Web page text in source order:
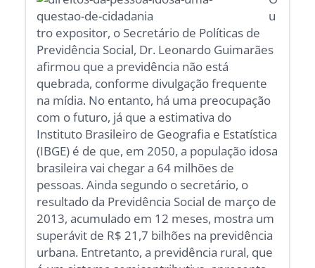
u
tro expositor, o Secretário de Políticas de
Previdência Social, Dr. Leonardo Guimarães
afirmou que a previdência não está
quebrada, conforme divulgação frequente
na mídia. No entanto, há uma preocupação
com o futuro, já que a estimativa do
Instituto Brasileiro de Geografia e Estatística
(IBGE) é de que, em 2050, a população idosa
brasileira vai chegar a 64 milhões de
pessoas. Ainda segundo o secretário, o
resultado da Previdência Social de março de
2013, acumulado em 12 meses, mostra um
superávit de R$ 21,7 bilhões na previdência
urbana. Entretanto, a previdência rural, que